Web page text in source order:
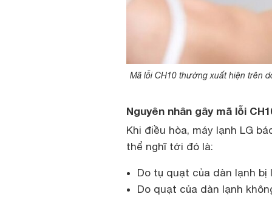
Mã lỗi CH10 thường xuất hiện trên
Nguyên nhân gây mã lỗi
Khi điều hòa, máy lạnh LG
thể nghĩ tới đó là:
Do tụ quạt của dàn lạnh bị
Do quạt của dàn lạnh